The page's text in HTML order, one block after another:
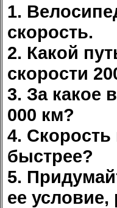
1.
скорость.
2. Какой
скорости
3. За какое
000 км?
4. Скорость
быстрее?
5.
ее условие,